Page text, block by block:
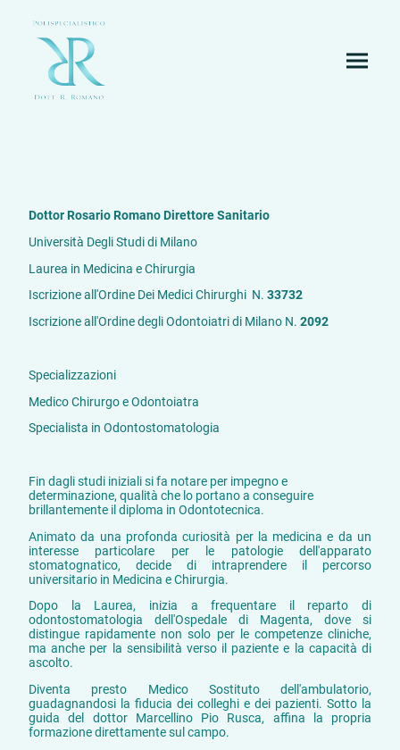
Dottor Rosario Romano Direttore Sanitario
Università Degli Studi di Milano
Laurea in Medicina e Chirurgia
Iscrizione all'Ordine Dei Medici Chirurghi N. 33732
Iscrizione all'Ordine degli Odontoiatri di Milano N. 2092
Specializzazioni
Medico Chirurgo e Odontoiatra
Specialista in Odontostomatologia
Fin dagli studi iniziali si fa notare per impegno e
determinazione, qualità che lo portano a conseguire
brillantemente il diploma in Odontotecnica.
Animato da una profonda curiosità per la medicina e da un
interesse particolare per le patologie dell'apparato
stomatognatico, decide di intraprendere il percorso
universitario in Medicina e Chirurgia.
Dopo la Laurea, inizia a frequentare il reparto di
odontostomatologia dell'Ospedale di Magenta, dove si
distingue rapidamente non solo per le competenze cliniche,
ma anche per la sensibilità verso il paziente e la capacità di
ascolto.
Diventa presto Medico Sostituto dell'ambulatorio,
guadagnandosi la fiducia dei colleghi e dei pazienti. Sotto la
guida del dottor Marcellino Pio Rusca, affina la propria
formazione direttamente sul campo.